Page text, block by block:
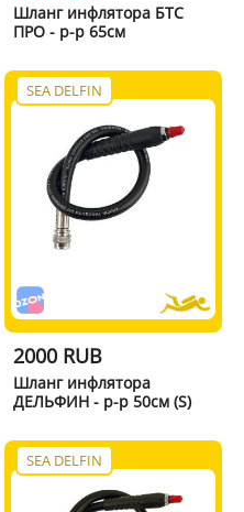
Шланг инфлятора БТС
ПРО - р-р 65см
SEA DELFIN
2000 RUB
Шланг инфлятора
ДЕЛЬФИН - р-р 50см (S)
SEA DELFIN